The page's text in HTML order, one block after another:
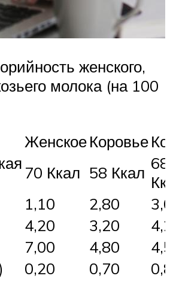
женского,
молока (на 100
ЖенскоеКоровье
70 Ккал 58 Ккал 68
1,10 2,80
4,20 3,20
7,00 4,80
0,20 0,70